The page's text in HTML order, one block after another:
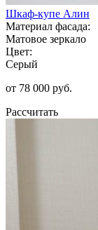
Шкаф-купе Алин
Материал фасада:
Матовое зеркало
Цвет:
Серый
от 78 000 руб.
Рассчитать